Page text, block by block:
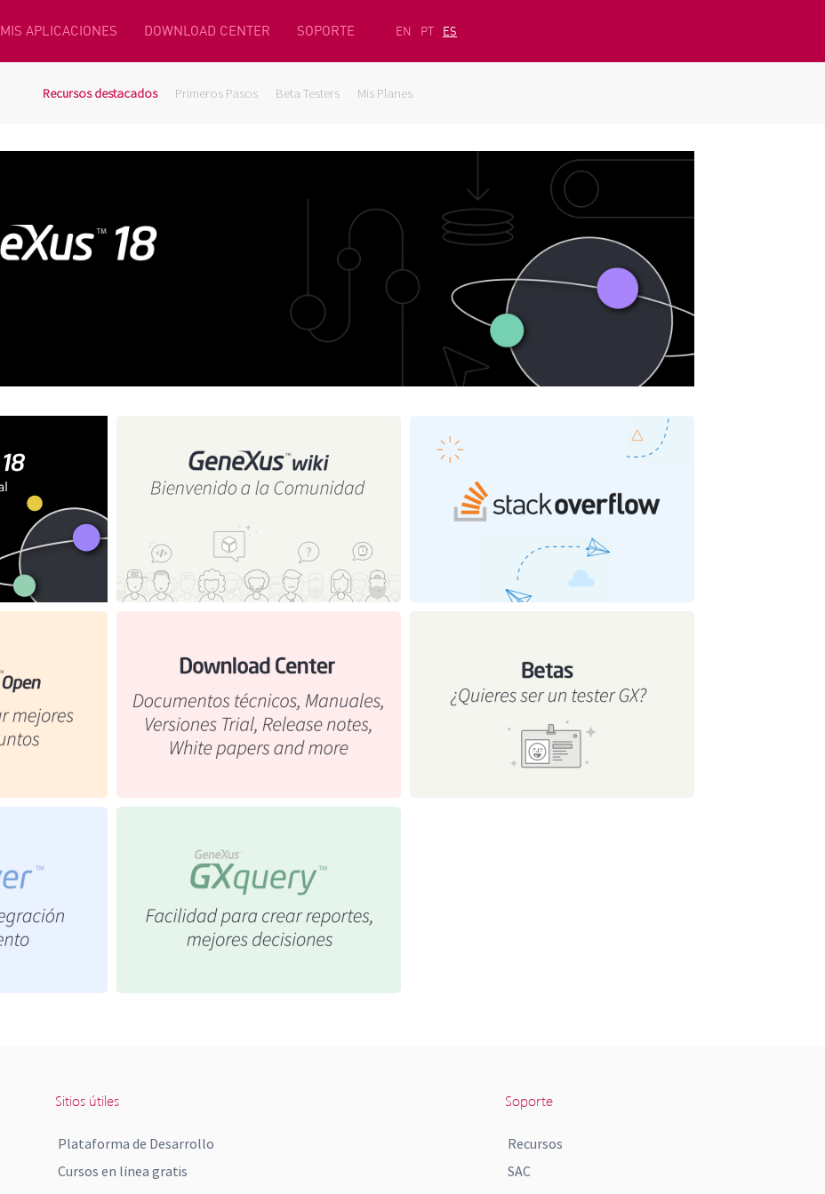
MIS APLICACIONES DOWNLOAD CENTER SOPORTE EN PT ES
Recursos destacados Primeros Pasos Beta Testers Mis Planes
Sitios útiles
Plataforma de Desarrollo
Cursos en línea gratis
Soporte
Recursos
SAC